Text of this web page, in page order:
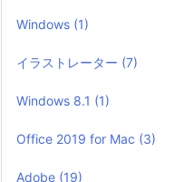
Windows (1)
イラストレーター (7)
Windows 8.1 (1)
Office 2019 for Mac (3)
Adobe (19)